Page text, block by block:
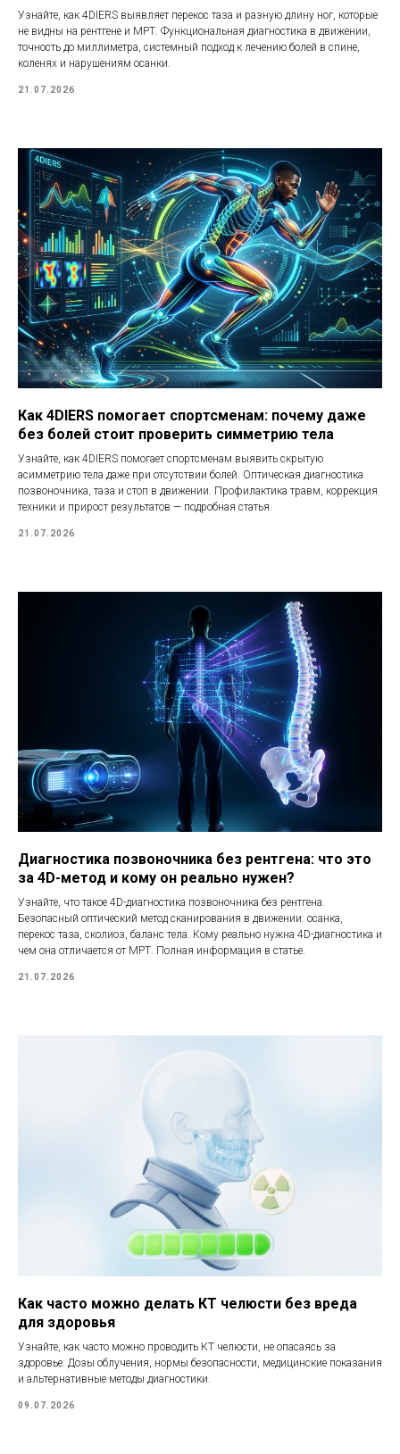
Узнайте, как 4DIERS выявляет перекос таза и разную длину ног, которые
не видны на рентгене и МРТ. Функциональная диагностика в движении,
точность до миллиметра, системный подход к лечению болей в спине,
коленях и нарушениям осанки.
21.07.2026
Как 4DIERS помогает спортсменам: почему даже
без болей стоит проверить симметрию тела
Узнайте, как 4DIERS помогает спортсменам выявить скрытую
асимметрию тела даже при отсутствии болей. Оптическая диагностика
позвоночника, таза и стоп в движении. Профилактика травм, коррекция
техники и прирост результатов — подробная статья.
21.07.2026
Диагностика позвоночника без рентгена: что это
за 4D-метод и кому он реально нужен?
Узнайте, что такое 4D-диагностика позвоночника без рентгена.
Безопасный оптический метод сканирования в движении: осанка,
перекос таза, сколиоз, баланс тела. Кому реально нужна 4D-диагностика и
чем она отличается от МРТ. Полная информация в статье.
21.07.2026
Как часто можно делать КТ челюсти без вреда
для здоровья
Узнайте, как часто можно проводить КТ челюсти, не опасаясь за
здоровье. Дозы облучения, нормы безопасности, медицинские показания
и альтернативные методы диагностики.
09.07.2026